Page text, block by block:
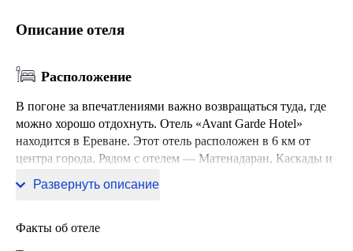
Описание отеля
Расположение
В погоне за впечатлениями важно возвращаться туда, где
можно хорошо отдохнуть. Отель «Avant Garde Hotel»
находится в Ереване. Этот отель расположен в 6 км от
центра города. Рядом с отелем — Матенадаран, Каскады и
Развернуть описание
Факты об отеле